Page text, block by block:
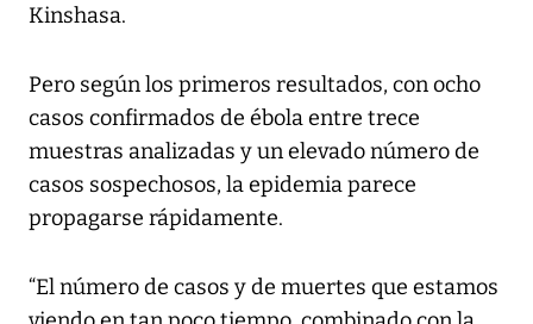
Kinshasa.
Pero según los primeros resultados, con ocho
casos confirmados de ébola entre trece
muestras analizadas y un elevado número de
casos sospechosos, la epidemia parece
propagarse rápidamente.
“El número de casos y de muertes que estamos